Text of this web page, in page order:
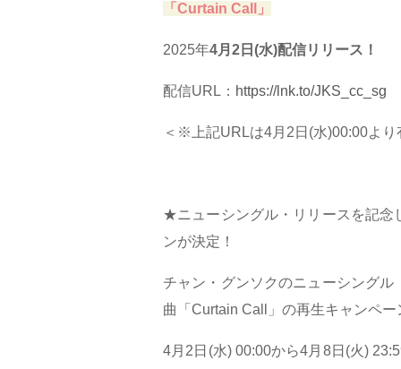
「Curtain Call」
2025年4月2日(水)配信リリース！
配信URL： https://lnk.to/JKS_cc_sg
＜※上記URLは4月2日(水)00:00より
★ニューシングル・リリースを記念
ンが決定！
チャン・グンソクのニューシング
曲「Curtain Call」の再生キャンペー
4月2日(水) 00:00から4月8日(火)